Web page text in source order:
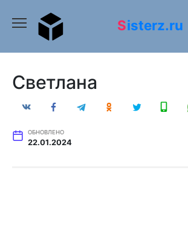
содержанию
Sisterz.ru
Светлана
ОБНОВЛЕНО
22.01.2024